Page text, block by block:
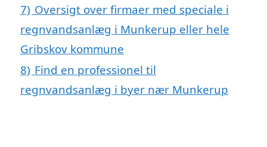
7) Oversigt over firmaer med speciale i
regnvandsanlæg i Munkerup eller hele
Gribskov kommune
8) Find en professionel til
regnvandsanlæg i byer nær Munkerup